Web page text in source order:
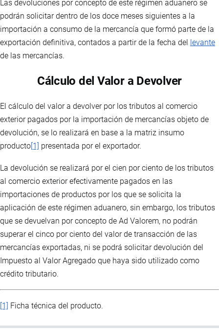
Las devoluciones por concepto de este régimen aduanero se
podrán solicitar dentro de los doce meses siguientes a la
importación a consumo de la mercancía que formó parte de la
exportación definitiva, contados a partir de la fecha del
levante
de las mercancías.
Cálculo del Valor a Devolver
El cálculo del valor a devolver por los tributos al comercio
exterior pagados por la importación de mercancías objeto de
devolución, se lo realizará en base a la matriz insumo
producto [1] presentada por el exportador.
La devolución se realizará por el cien por ciento de los tributos
al comercio exterior efectivamente pagados en las
importaciones de productos por los que se solicita la
aplicación de este régimen aduanero, sin embargo, los tributos
que se devuelvan por concepto de Ad Valorem, no podrán
superar el cinco por ciento del valor de transacción de las
mercancías exportadas, ni se podrá solicitar devolución del
Impuesto al Valor Agregado que haya sido utilizado como
crédito tributario.
[1] Ficha técnica del producto.